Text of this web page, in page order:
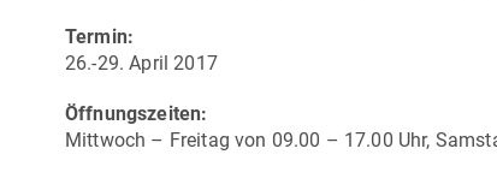
Termin:
26.-29. April 2017
Öffnungszeiten:
Mittwoch – Freitag von 09.00 – 17.00 Uhr,